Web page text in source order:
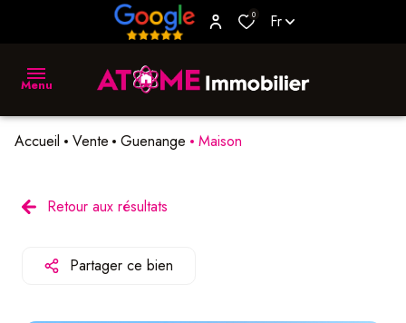
0 Fr
Menu
vente
Accueil Vente Guenange Maison
Retour aux résultats
Partager ce bien